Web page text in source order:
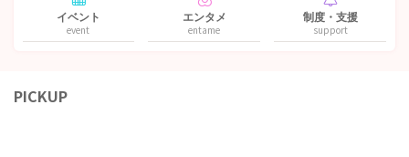
イベント
event
エンタメ
entame
制度・支援
support
PICKUP